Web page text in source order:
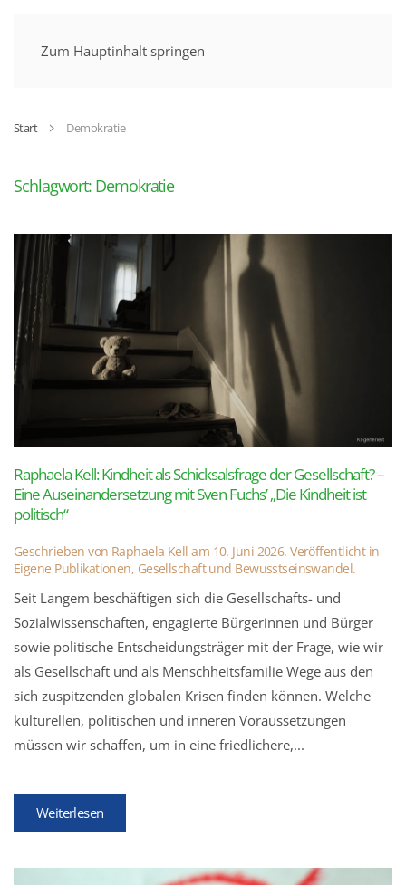
Zum Hauptinhalt springen
Start Demokratie
Schlagwort: Demokratie
Raphaela Kell: Kindheit als Schicksalsfrage der Gesellschaft? –
Eine Auseinandersetzung mit Sven Fuchs’ „Die Kindheit ist
politisch“
Geschrieben von Raphaela Kell am 10. Juni 2026. Veröffentlicht in
Eigene Publikationen, Gesellschaft und Bewusstseinswandel.
Seit Langem beschäftigen sich die Gesellschafts- und
Sozialwissenschaften, engagierte Bürgerinnen und Bürger
sowie politische Entscheidungsträger mit der Frage, wie wir
als Gesellschaft und als Menschheitsfamilie Wege aus den
sich zuspitzenden globalen Krisen finden können. Welche
kulturellen, politischen und inneren Voraussetzungen
müssen wir schaffen, um in eine friedlichere,...
Weiterlesen